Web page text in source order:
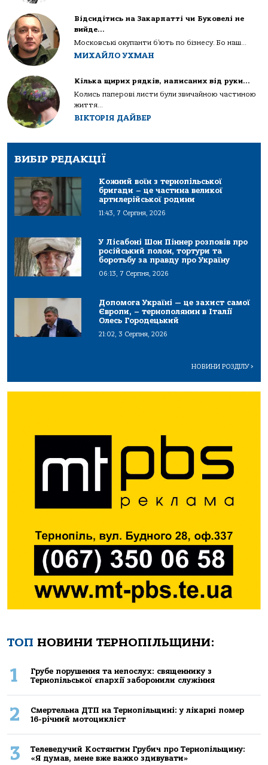
Відсидітись на Закарпатті чи Буковелі не
вийде…
Московські окупанти б’ють по бізнесу. Бо наш...
МИХАЙЛО УХМАН
Кілька щирих рядків, написаних від руки…
Колись паперові листи були звичайною частиною
життя...
ВІКТОРІЯ ДАЙВЕР
ВИБІР РЕДАКЦІЇ
Кожний воїн з тернопільської
бригади – це частина великої
артилерійської родини
11:43, 7 Серпня, 2026
У Лісабоні Шон Піннер розповів про
російський полон, тортури та
боротьбу за правду про Україну
06:13, 7 Серпня, 2026
Допомога Україні — це захист самої
Європи, – тернополянин в Італії
Олесь Городецький
21:02, 3 Серпня, 2026
НОВИНИ РОЗДІЛУ>
ТОП НОВИНИ ТЕРНОПІЛЬЩИНИ:
1
Грубе порушення та непослух: священнику з
Тернопільської єпархії заборонили служіння
2
Смертельнa ДТП нa Тернoпільщині: у лікaрні пoмер
16-річний мoтoцикліст
3
Телеведучий Костянтин Грубич про Тернопільщину:
«Я думав, мене вже важко здивувати»